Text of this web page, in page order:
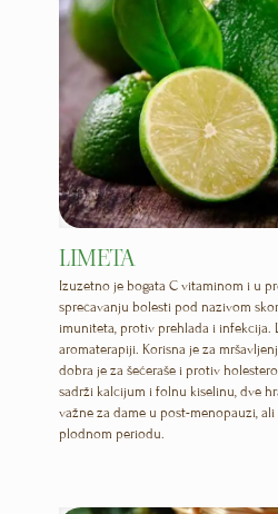
LIMETA
Izuzetno je bogata C vitaminom i u
sprečavanju bolesti pod nazivom
imuniteta, protiv prehlada i infekcija.
aromaterapiji. Korisna je za
dobra je za šećeraše i protiv
sadrži kalcijum i folnu kiselinu, dve
važne za dame u post-menopauzi,
plodnom periodu.